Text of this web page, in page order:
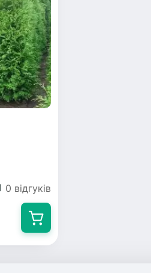
0 відгуків